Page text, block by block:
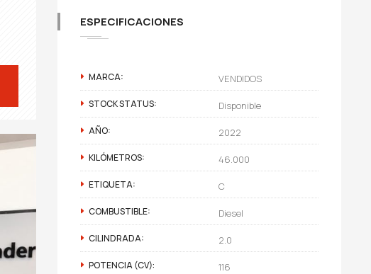
ESPECIFICACIONES
MARCA: VENDIDOS
STOCK STATUS: Disponible
AÑO: 2022
KILÓMETROS: 46.000
ETIQUETA: C
COMBUSTIBLE: Diesel
CILINDRADA: 2.0
POTENCIA (CV): 116